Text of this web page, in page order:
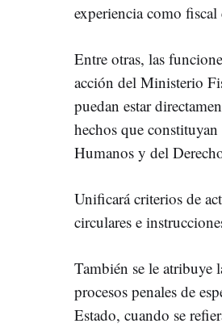
experiencia como
Entre otras, las
acción del Ministerio
puedan estar
hechos que
Humanos y del
Unificará criterios de
circulares e
También se le atribuye
procesos penales de
Estado, cuando se